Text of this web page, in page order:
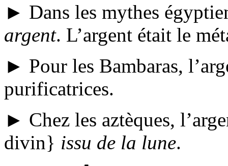
► Dans les mythes
argent. L’argent était le
► Pour les Bambaras,
purificatrices.
► Chez les aztèques,
divin} issu de la lune.